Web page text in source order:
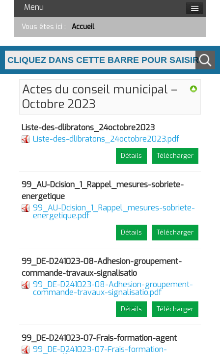
Menu
Vous êtes ici : Accueil
Actes du conseil municipal –
Octobre 2023
Liste-des-dlibratons_24octobre2023
Liste-des-dlibratons_24octobre2023.pdf
Télécharger
Détails
99_AU-Dcision_1_Rappel_mesures-sobriete-
energetique
99_AU-Dcision_1_Rappel_mesures-sobriete-
energetique.pdf
Télécharger
Détails
99_DE-D241023-08-Adhesion-groupement-
commande-travaux-signalisatio
99_DE-D241023-08-Adhesion-groupement-
commande-travaux-signalisatio.pdf
Télécharger
Détails
99_DE-D241023-07-Frais-formation-agent
99_DE-D241023-07-Frais-formation-